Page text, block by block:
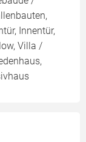
Innentür,
Villa /